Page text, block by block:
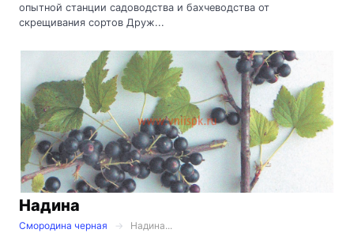
опытной станции садоводства и бахчеводства от
скрещивания сортов Друж...
Надина
Смородина черная
Надина...